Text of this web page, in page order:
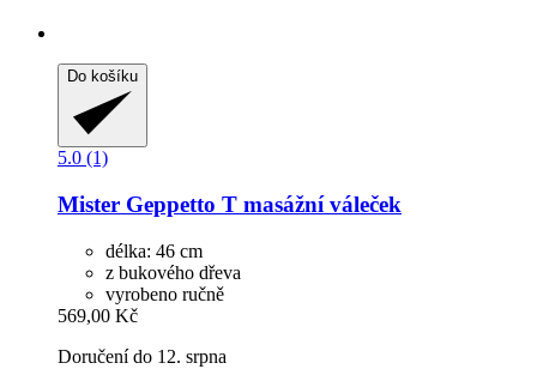
Do košíku
5.0 (1)
Mister Geppetto T masážní váleček
délka: 46 cm
z bukového dřeva
vyrobeno ručně
569,00 Kč
Doručení do 12. srpna